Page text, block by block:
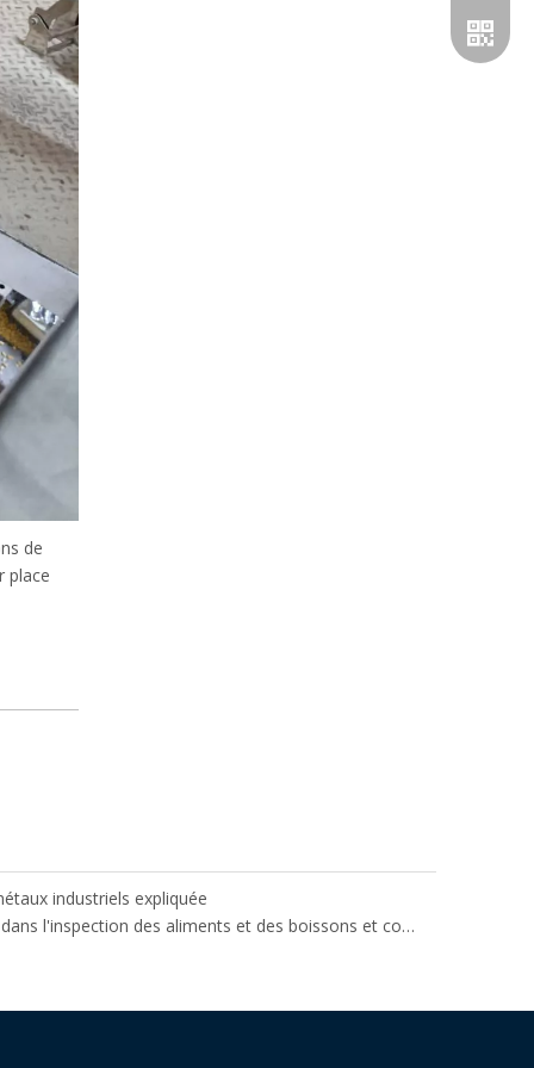
de
place
industriels expliquée
Que sont les trieuses pondérales dans l'inspection des aliments et des boissons et comment fonctionnent-elles